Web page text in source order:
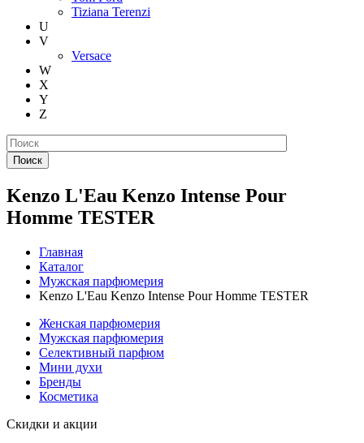
Tiziana Terenzi
U
V
Versace
W
X
Y
Z
Поиск
Kenzo L'Eau Kenzo Intense Pour
Homme TESTER
Главная
Каталог
Мужская парфюмерия
Kenzo L'Eau Kenzo Intense Pour Homme TESTER
Женская парфюмерия
Мужская парфюмерия
Селективный парфюм
Мини духи
Бренды
Косметика
Скидки и акции